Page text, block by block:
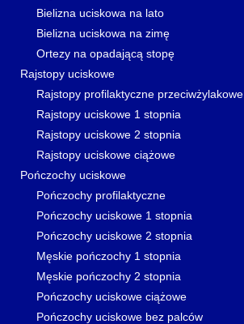
Bielizna uciskowa na lato
Bielizna uciskowa na zimę
Ortezy na opadającą stopę
Rajstopy uciskowe
Rajstopy profilaktyczne przeciwżylakowe
Rajstopy uciskowe 1 stopnia
Rajstopy uciskowe 2 stopnia
Rajstopy uciskowe ciążowe
Pończochy uciskowe
Pończochy profilaktyczne
Pończochy uciskowe 1 stopnia
Pończochy uciskowe 2 stopnia
Męskie pończochy 1 stopnia
Męskie pończochy 2 stopnia
Pończochy uciskowe ciążowe
Pończochy uciskowe bez palców